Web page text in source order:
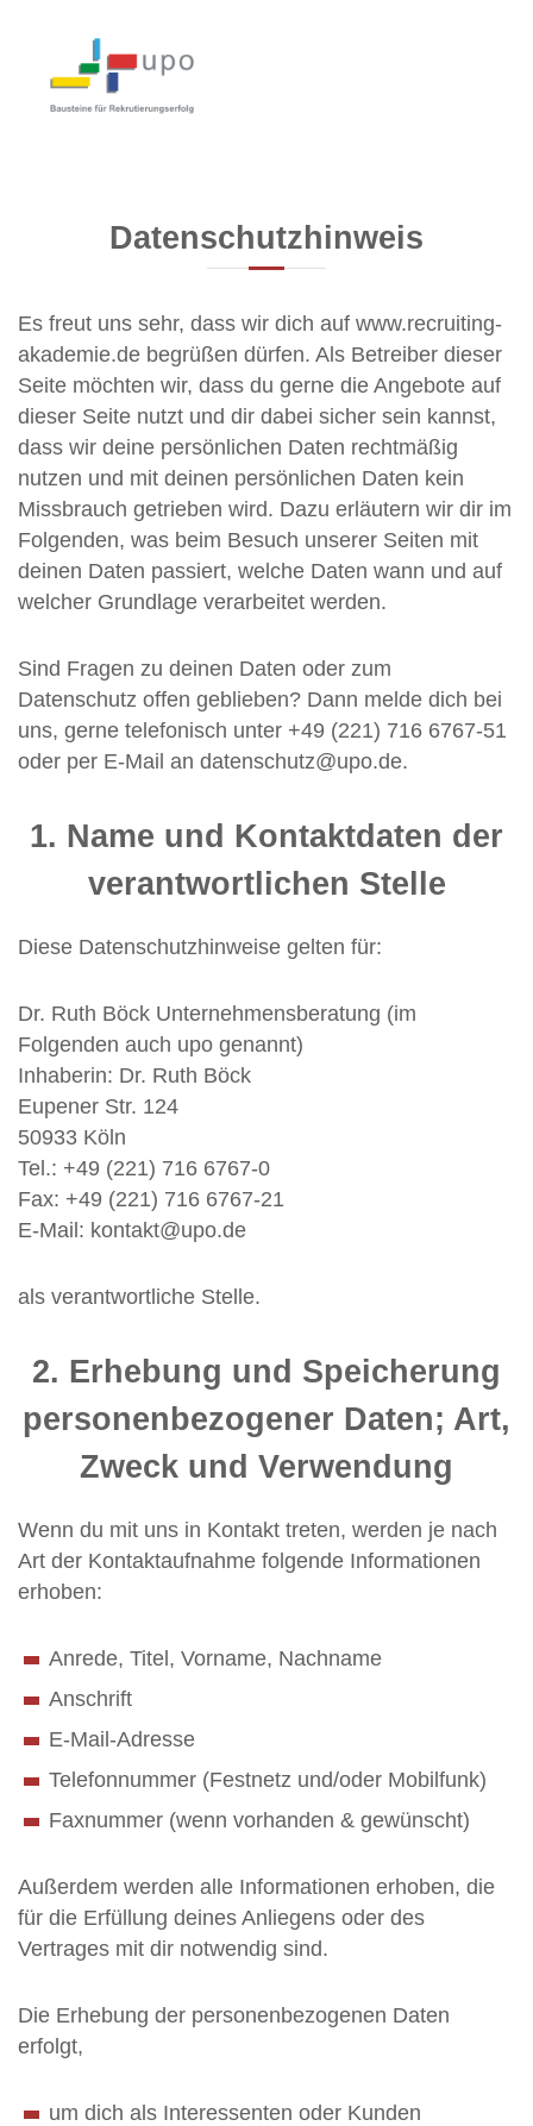
t
i
A
k
a
d
e
m
i
e
Datenschutzhinweis
Es freut uns sehr, dass wir dich auf www.recruiting-
akademie.de begrüßen dürfen. Als Betreiber dieser
Seite möchten wir, dass du gerne die Angebote auf
dieser Seite nutzt und dir dabei sicher sein kannst,
dass wir deine persönlichen Daten rechtmäßig
nutzen und mit deinen persönlichen Daten kein
Missbrauch getrieben wird. Dazu erläutern wir dir im
Folgenden, was beim Besuch unserer Seiten mit
deinen Daten passiert, welche Daten wann und auf
welcher Grundlage verarbeitet werden.
Sind Fragen zu deinen Daten oder zum
Datenschutz offen geblieben? Dann melde dich bei
uns, gerne telefonisch unter +49 (221) 716 6767-51
oder per E-Mail an datenschutz@upo.de.
1. Name und Kontaktdaten der
verantwortlichen Stelle
Diese Datenschutzhinweise gelten für:
Dr. Ruth Böck Unternehmensberatung (im
Folgenden auch upo genannt)
Inhaberin: Dr. Ruth Böck
Eupener Str. 124
50933 Köln
Tel.: +49 (221) 716 6767-0
Fax: +49 (221) 716 6767-21
E-Mail: kontakt@upo.de
als verantwortliche Stelle.
2. Erhebung und Speicherung
personenbezogener Daten; Art,
Zweck und Verwendung
Wenn du mit uns in Kontakt treten, werden je nach
Art der Kontaktaufnahme folgende Informationen
erhoben:
Anrede, Titel, Vorname, Nachname
Anschrift
E-Mail-Adresse
Telefonnummer (Festnetz und/oder Mobilfunk)
Faxnummer (wenn vorhanden & gewünscht)
Außerdem werden alle Informationen erhoben, die
für die Erfüllung deines Anliegens oder des
Vertrages mit dir notwendig sind.
Die Erhebung der personenbezogenen Daten
erfolgt,
um dich als Interessenten oder Kunden